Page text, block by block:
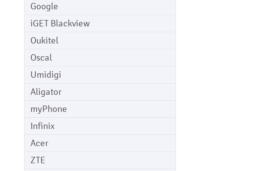
Google
iGET Blackview
Oukitel
Oscal
Umidigi
Aligator
myPhone
Infinix
Acer
ZTE